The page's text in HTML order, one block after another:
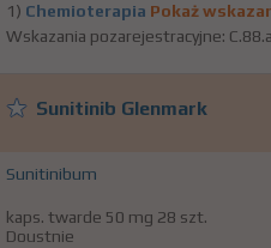
1) Chemioterapia Pokaż
Wskazania pozarejestracyjne:
Sunitinib Glenmark
Sunitinibum
kaps. twarde 50 mg 28 szt.
Doustnie